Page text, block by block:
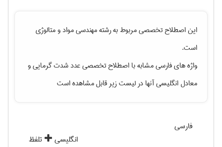
این اصطلاح تخصصی مربوط به رشتهمهندسی مواد و متالوژی
است.
واژه های فارسی مشابه با اصطلاح تخصصیعدد شدت گرماییو
معادل انگلیسی آنها در لیست زیر قابل مشاهده است
فارسی
انگلیسی
تلفظ